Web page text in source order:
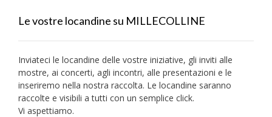
Le vostre locandine su MILLECOLLINE
Inviateci le locandine delle vostre iniziative, gli inviti alle
mostre, ai concerti, agli incontri, alle presentazioni e le
inseriremo nella nostra raccolta. Le locandine saranno
raccolte e visibili a tutti con un semplice click.
Vi aspettiamo.